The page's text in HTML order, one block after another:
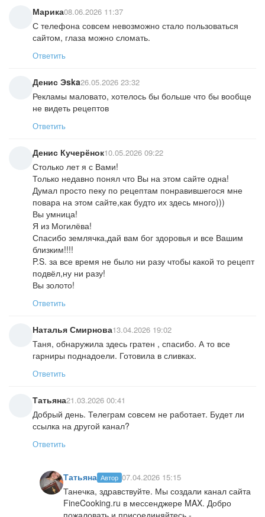
Марика08.06.2026 11:37
С телефона совсем невозможно стало пользоваться
сайтом, глаза можно сломать.
Ответить
Денис Эska26.05.2026 23:32
Рекламы маловато, хотелось бы больше что бы вообще
не видеть рецептов
Ответить
Денис Кучерёнок10.05.2026 09:22
Столько лет я с Вами!
Только недавно понял что Вы на этом сайте одна!
Думал просто пеку по рецептам понравившегося мне
повара на этом сайте,как будто их здесь много)))
Вы умница!
Я из Могилёва!
Спасибо землячка,дай вам бог здоровья и все Вашим
близким!!!!
P.S. за все время не было ни разу чтобы какой то рецепт
подвёл,ну ни разу!
Вы золото!
Ответить
Наталья Смирнова13.04.2026 19:02
Таня, обнаружила здесь гратен , спасибо. А то все
гарниры поднадоели. Готовила в сливках.
Ответить
Татьяна21.03.2026 00:41
Добрый день. Телеграм совсем не работает. Будет ли
ссылка на другой канал?
Ответить
Татьяна Автор 07.04.2026 15:15
Танечка, здравствуйте. Мы создали канал сайта
FineCooking.ru в мессенджере MAX. Добро
пожаловать и присоединяйтесь -